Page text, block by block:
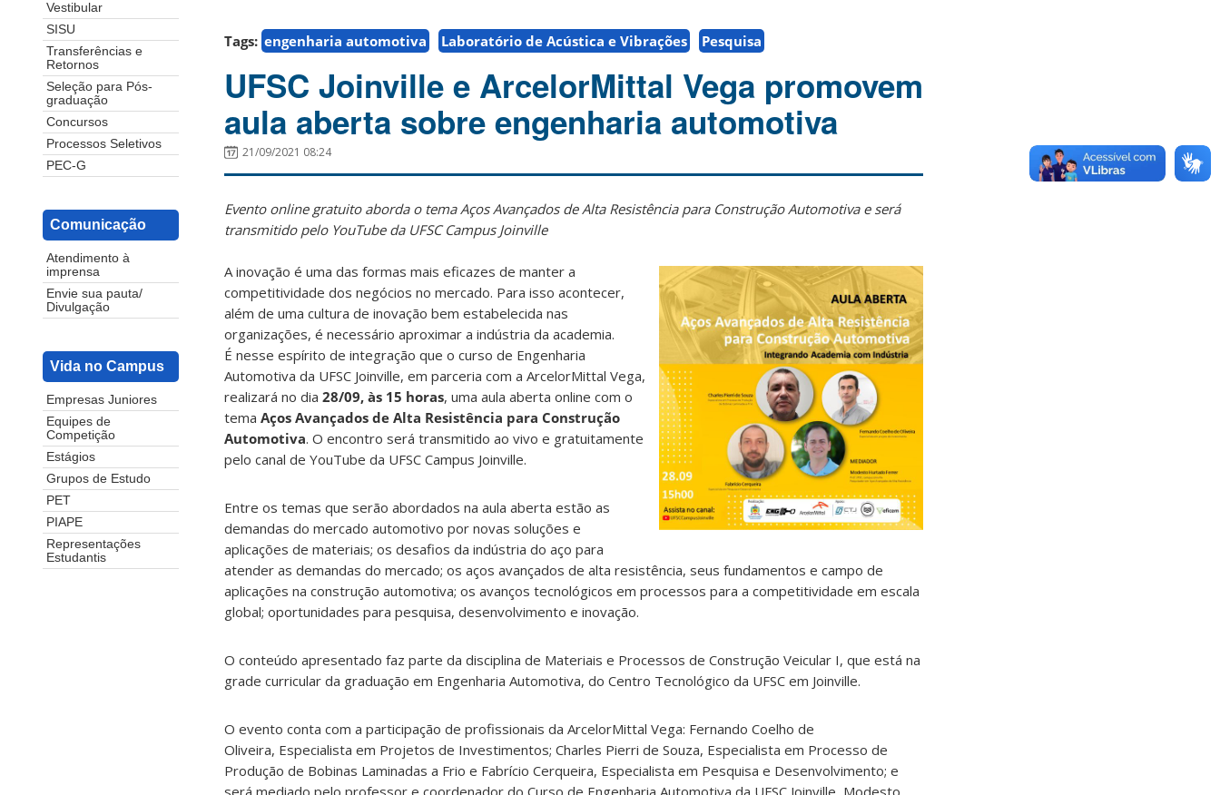
Vestibular
SISU
Transferências e
Retornos
Seleção para Pós-
graduação
Concursos
Processos Seletivos
PEC-G
Comunicação
Atendimento à
imprensa
Envie sua pauta/
Divulgação
Vida no Campus
Empresas Juniores
Equipes de
Competição
Estágios
Grupos de Estudo
PET
PIAPE
Representações
Estudantis
Tags: engenharia automotiva Laboratório de Acústica e Vibrações Pesquisa
UFSC Joinville e ArcelorMittal Vega promovem
aula aberta sobre engenharia automotiva
21/09/2021 08:24
Evento online gratuito aborda o tema Aços Avançados de Alta Resistência para Construção Automotiva e será
transmitido pelo YouTube da UFSC Campus Joinville
A inovação é uma das formas mais eficazes de manter a
competitividade dos negócios no mercado. Para isso acontecer,
além de uma cultura de inovação bem estabelecida nas
organizações, é necessário aproximar a indústria da academia.
É nesse espírito de integração que o curso de Engenharia
Automotiva da UFSC Joinville, em parceria com a ArcelorMittal Vega,
realizará no dia 28/09, às 15 horas, uma aula aberta online com o
tema Aços Avançados de Alta Resistência para Construção
Automotiva. O encontro será transmitido ao vivo e gratuitamente
pelo canal de YouTube da UFSC Campus Joinville.
Entre os temas que serão abordados na aula aberta estão as
demandas do mercado automotivo por novas soluções e
aplicações de materiais; os desafios da indústria do aço para
atender as demandas do mercado; os aços avançados de alta resistência, seus fundamentos e campo de
aplicações na construção automotiva; os avanços tecnológicos em processos para a competitividade em escala
global; oportunidades para pesquisa, desenvolvimento e inovação.
O conteúdo apresentado faz parte da disciplina de Materiais e Processos de Construção Veicular I, que está na
grade curricular da graduação em Engenharia Automotiva, do Centro Tecnológico da UFSC em Joinville.
O evento conta com a participação de profissionais da ArcelorMittal Vega: Fernando Coelho de
Oliveira, Especialista em Projetos de Investimentos; Charles Pierri de Souza, Especialista em Processo de
Produção de Bobinas Laminadas a Frio e Fabrício Cerqueira, Especialista em Pesquisa e Desenvolvimento; e